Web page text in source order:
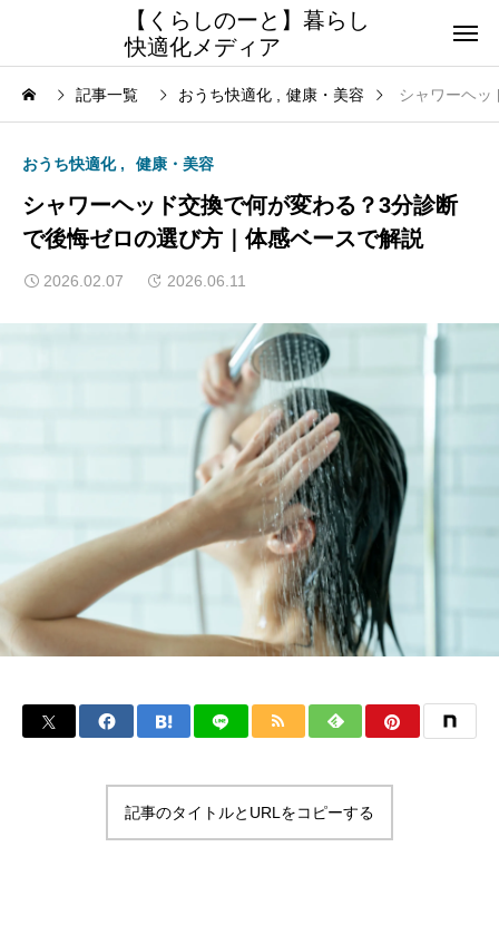
【くらしのーと】暮らし
快適化メディア
記事一覧 おうち快適化 健康・美容 シャワーヘ
おうち快適化 健康・美容
シャワーヘッド交換で何が変わる？3分診断
で後悔ゼロの選び方｜体感ベースで解説
2026.02.07 2026.06.11
記事のタイトルとURLをコピーする